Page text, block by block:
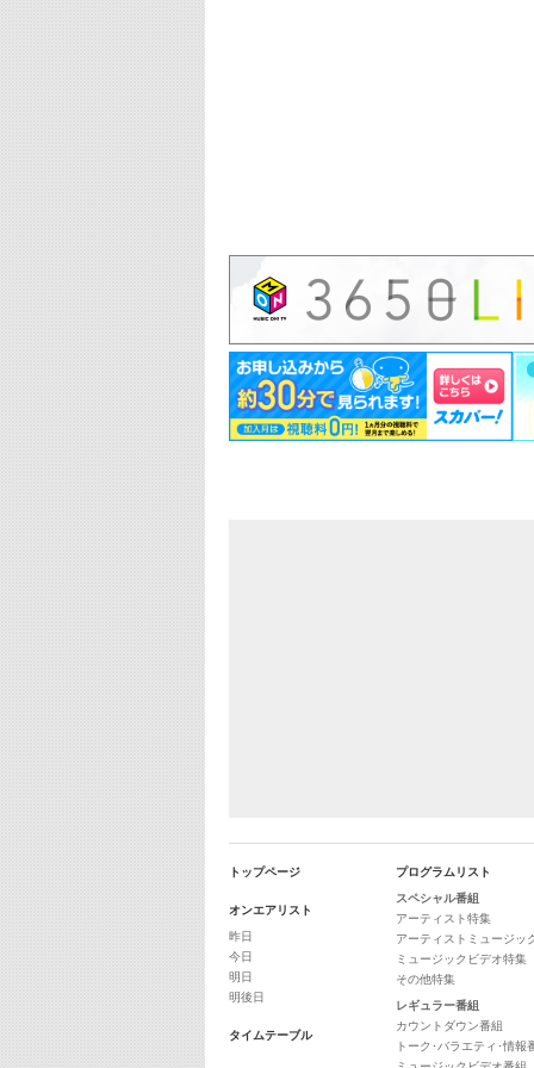
トップページ
オンエアリスト
昨日
今日
明日
明後日
タイムテーブル
プログラムリスト
スペシャル番組
アーティスト特集
アーティストミュージッ
ミュージックビデオ特集
その他特集
レギュラー番組
カウントダウン番組
トーク･バラエティ･情報